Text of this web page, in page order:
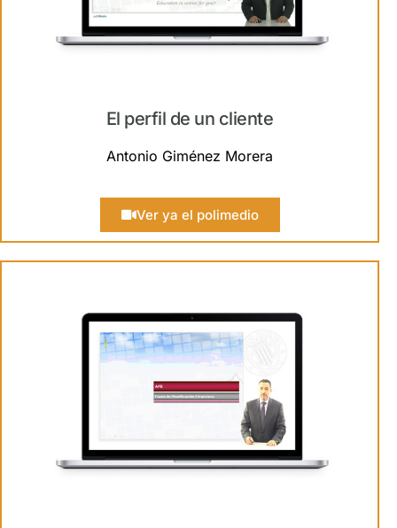
El perfil de un cliente
Antonio Giménez Morera
Ver ya el polimedio